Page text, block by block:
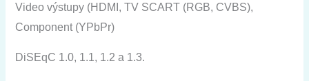
Video výstupy (HDMI, TV SCART (RGB, CVBS),
Component (YPbPr)
DiSEqC 1.0, 1.1, 1.2 a 1.3.